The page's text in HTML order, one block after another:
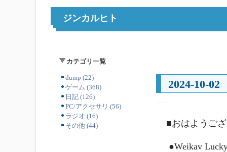
ジンカルヒト
カテゴリ一覧
dump (22)
ゲーム (368)
日記 (126)
PC/アクセサリ (56)
ラジオ (16)
その他 (44)
2024-10-02
■おはようご
●Weikav